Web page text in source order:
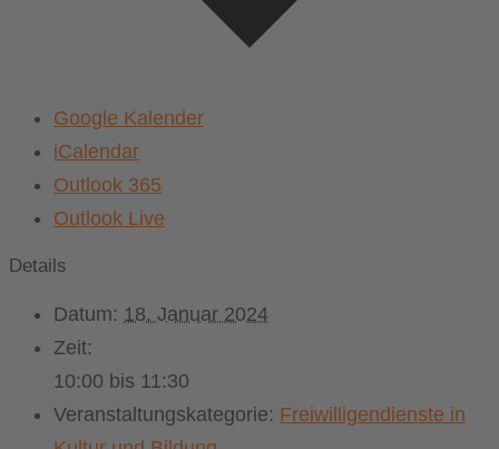
Google Kalender
iCalendar
Outlook 365
Outlook Live
Details
Datum: 18. Januar 2024
Zeit:
10:00 bis 11:30
Veranstaltungskategorie: Freiwilligendienste in